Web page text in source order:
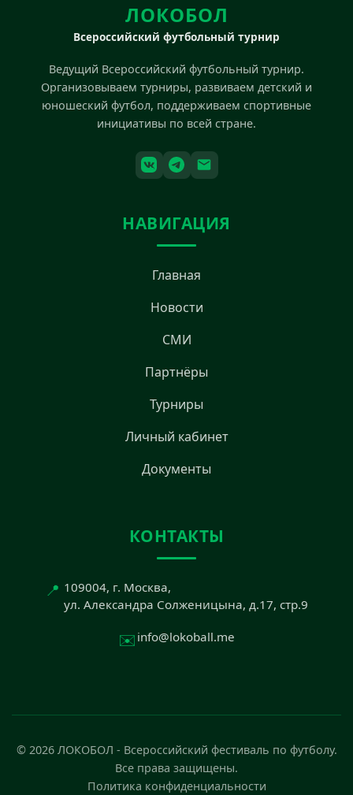
ЛОКОБОЛ
Всероссийский футбольный турнир
Ведущий Всероссийский футбольный турнир.
Организовываем турниры, развиваем детский и
юношеский футбол, поддерживаем спортивные
инициативы по всей стране.
НАВИГАЦИЯ
Главная
Новости
СМИ
Партнёры
Турниры
Личный кабинет
Документы
КОНТАКТЫ
📍 109004, г. Москва,
ул. Александра Солженицына, д.17, стр.9
✉️ info@lokoball.me
© 2026 ЛОКОБОЛ - Всероссийский фестиваль по футболу.
Все права защищены.
Политика конфиденциальности